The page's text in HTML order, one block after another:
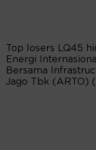
Top losers LQ45
Energi
Bersama
Jago Tbk (ARTO)